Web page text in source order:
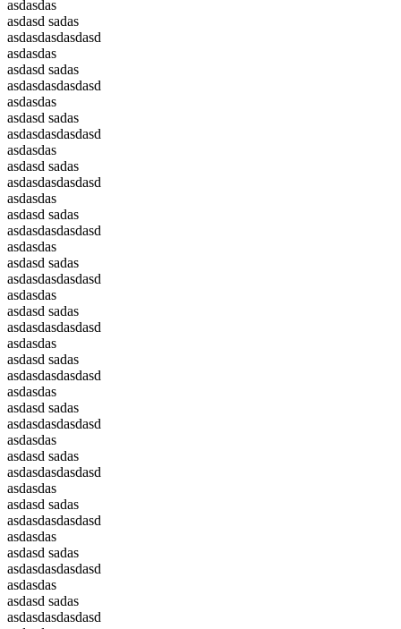
asdasdas
asdasd sadas
asdasdasdasdasd
asdasdas
asdasd sadas
asdasdasdasdasd
asdasdas
asdasd sadas
asdasdasdasdasd
asdasdas
asdasd sadas
asdasdasdasdasd
asdasdas
asdasd sadas
asdasdasdasdasd
asdasdas
asdasd sadas
asdasdasdasdasd
asdasdas
asdasd sadas
asdasdasdasdasd
asdasdas
asdasd sadas
asdasdasdasdasd
asdasdas
asdasd sadas
asdasdasdasdasd
asdasdas
asdasd sadas
asdasdasdasdasd
asdasdas
asdasd sadas
asdasdasdasdasd
asdasdas
asdasd sadas
asdasdasdasdasd
asdasdas
asdasd sadas
asdasdasdasdasd